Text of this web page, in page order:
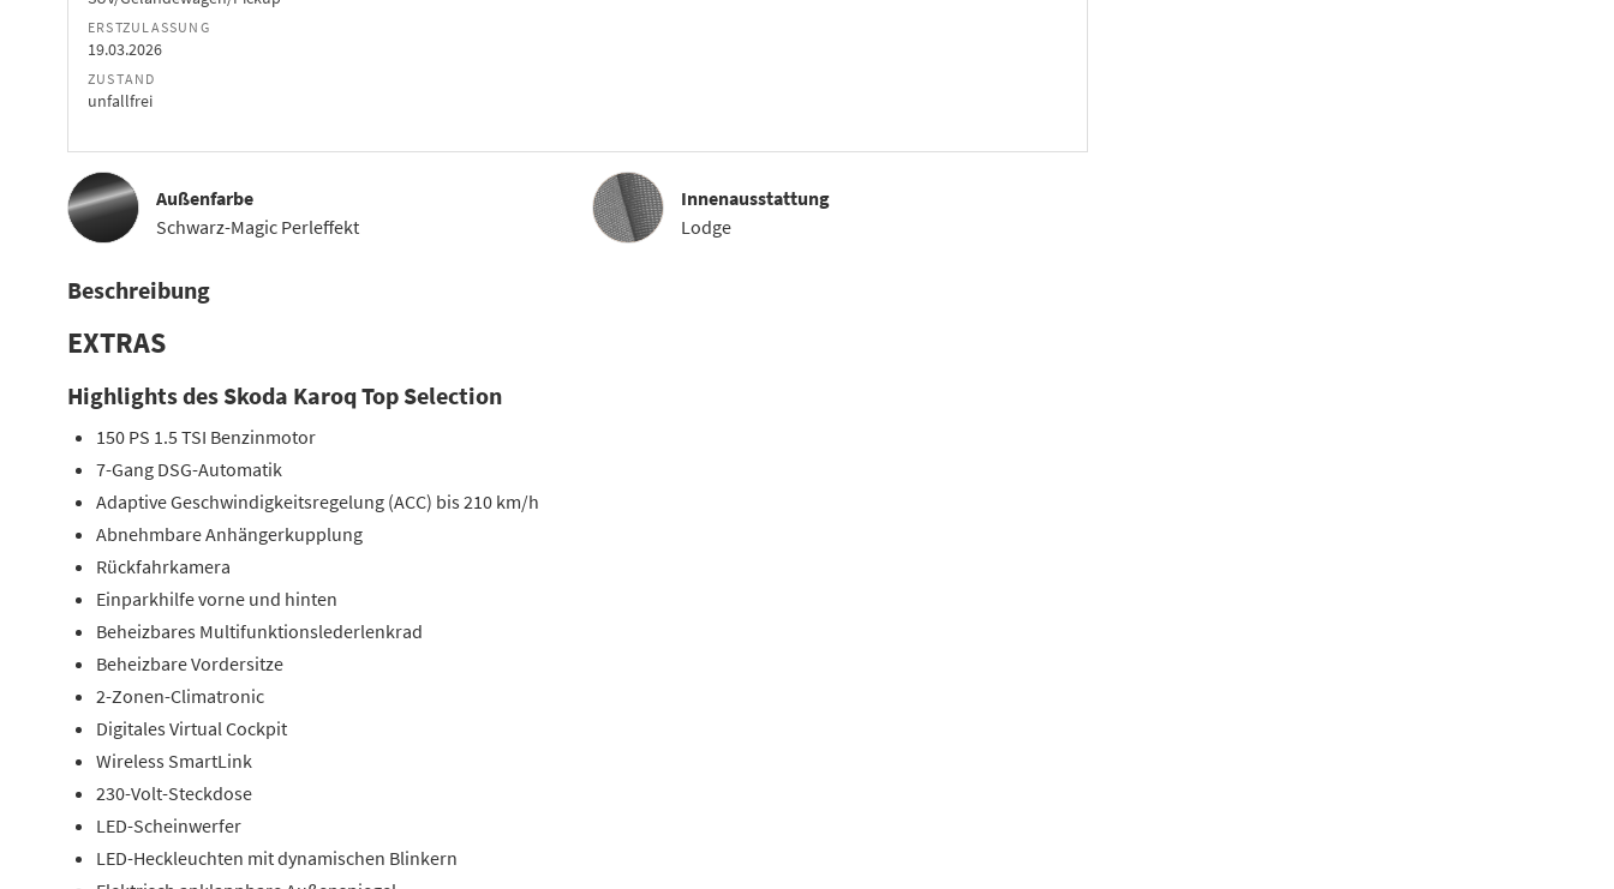
ERSTZULASSUNG
19.03.2026
ZUSTAND
unfallfrei
Außenfarbe
Schwarz-Magic Perleffekt
InnenausstattungInnenausstattung
Lodge
Beschreibung
EXTRAS
Highlights des Skoda Karoq Top Selection
150 PS 1.5 TSI Benzinmotor
7-Gang DSG-Automatik
Adaptive Geschwindigkeitsregelung (ACC) bis 210 km/h
Abnehmbare Anhängerkupplung
Rückfahrkamera
Einparkhilfe vorne und hinten
Beheizbares Multifunktionslederlenkrad
Beheizbare Vordersitze
2-Zonen-Climatronic
Digitales Virtual Cockpit
Wireless SmartLink
230-Volt-Steckdose
LED-Scheinwerfer
LED-Heckleuchten mit dynamischen Blinkern